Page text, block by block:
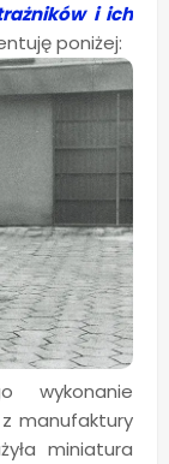
i ich
poniżej:
wykonanie
z manufaktury
miniatura